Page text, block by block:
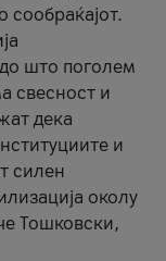
сообраќајот.
што поголем
свесност и
дека
и
силен
околу
Тошковски,